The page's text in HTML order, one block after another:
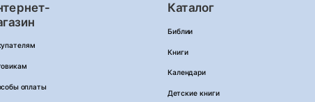
оплаты
Каталог
Библии
Книги
Календари
Детские книги